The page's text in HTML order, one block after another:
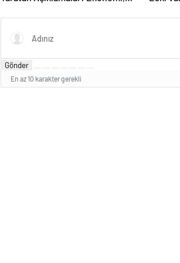
Çeken Mesajlar
Gönder
En az 10 karakter gerekli